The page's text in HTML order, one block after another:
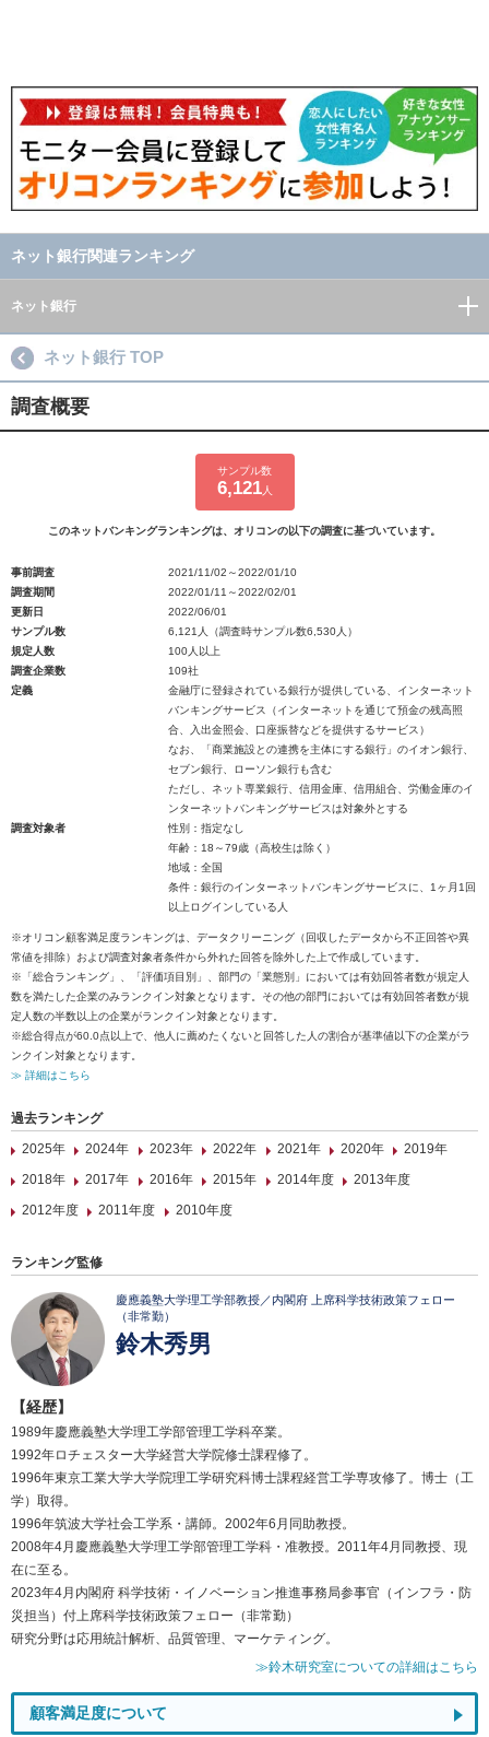
ネット銀行関連ランキング
ネット銀行
ネット銀行 TOP
調査概要
サンプル数
6,121人
このネットバンキングランキングは、オリコンの以下の調査に基づいています。
事前調査
2021/11/02～2022/01/10
調査期間
2022/01/11～2022/02/01
更新日
2022/06/01
サンプル数
6,121人（調査時サンプル数6,530人）
規定人数
100人以上
調査企業数
109社
定義
金融庁に登録されている銀行が提供している、インターネット
バンキングサービス（インターネットを通じて預金の残高照
合、入出金照会、口座振替などを提供するサービス）
なお、「商業施設との連携を主体にする銀行」のイオン銀行、
セブン銀行、ローソン銀行も含む
ただし、ネット専業銀行、信用金庫、信用組合、労働金庫のイ
ンターネットバンキングサービスは対象外とする
調査対象者
性別：指定なし
年齢：18～79歳（高校生は除く）
地域：全国
条件：銀行のインターネットバンキングサービスに、1ヶ月1回
以上ログインしている人
※オリコン顧客満足度ランキングは、データクリーニング（回収したデータから不正回答や異
常値を排除）および調査対象者条件から外れた回答を除外した上で作成しています。
※「総合ランキング」、「評価項目別」、部門の「業態別」においては有効回答者数が規定人
数を満たした企業のみランクイン対象となります。その他の部門においては有効回答者数が規
定人数の半数以上の企業がランクイン対象となります。
※総合得点が60.0点以上で、他人に薦めたくないと回答した人の割合が基準値以下の企業がラ
ンクイン対象となります。
≫ 詳細はこちら
過去ランキング
2025年
2024年 2023年 2022年 2021年 2020年
2019年
2018年
2017年 2016年 2015年 2014年度
2013年度
2012年度
2011年度 2010年度
ランキング監修
慶應義塾大学理工学部教授／内閣府 上席科学技術政策フェロー
（非常勤）
鈴木秀男
【経歴】
1989年慶應義塾大学理工学部管理工学科卒業。
1992年ロチェスター大学経営大学院修士課程修了。
1996年東京工業大学大学院理工学研究科博士課程経営工学専攻修了。博士（工
学）取得。
1996年筑波大学社会工学系・講師。2002年6月同助教授。
2008年4月慶應義塾大学理工学部管理工学科・准教授。2011年4月同教授、現
在に至る。
2023年4月内閣府 科学技術・イノベーション推進事務局参事官（インフラ・防
災担当）付上席科学技術政策フェロー（非常勤）
研究分野は応用統計解析、品質管理、マーケティング。
≫鈴木研究室についての詳細はこちら
顧客満足度について